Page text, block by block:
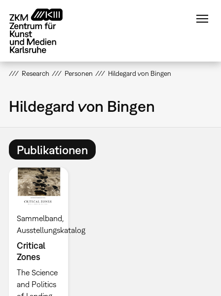
zum
Inhalt
Research Personen Hildegard von Bingen
Hildegard von Bingen
Publikationen
Sammelband
Ausstellungskatalog
Critical
Zones
The Science
and Politics